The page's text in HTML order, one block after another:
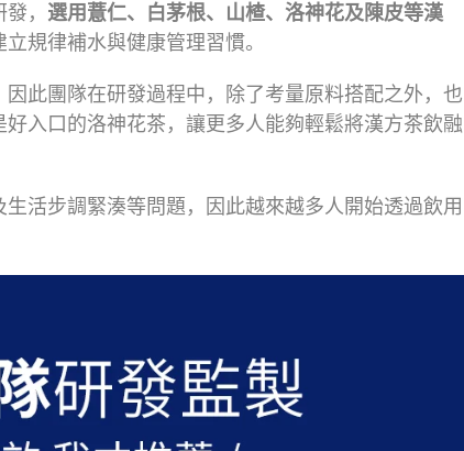
， 選用薏仁、白茅根、山楂、洛神花及陳皮等漢
規律補水與健康管理習慣。
此團隊在研發過程中，除了考量原料搭配之外，也
入口的洛神花茶，讓更多人能夠輕鬆將漢方茶飲融
活步調緊湊等問題，因此越來越多人開始透過飲用